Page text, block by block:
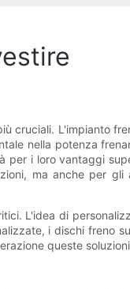
cruciali. L'impianto
nella potenza
i loro vantaggi
ma anche per
L'idea di
i dischi freno
queste